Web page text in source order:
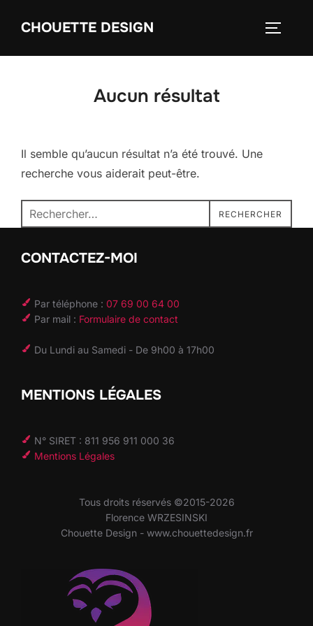
CHOUETTE DESIGN
Aucun résultat
Il semble qu’aucun résultat n’a été trouvé. Une
recherche vous aiderait peut-être.
Recherche
pour :
RECHERCHER
CONTACTEZ-MOI
Par téléphone : 07 69 00 64 00
Par mail : Formulaire de contact
Du Lundi au Samedi - De 9h00 à 17h00
MENTIONS LÉGALES
N° SIRET : 811 956 911 000 36
Mentions Légales
Tous droits réservés ©2015-2026
Florence WRZESINSKI
Chouette Design - www.chouettedesign.fr